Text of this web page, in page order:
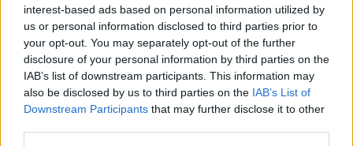
interest-based ads based on personal information utilized by
us or personal information disclosed to third parties prior to
your opt-out. You may separately opt-out of the further
disclosure of your personal information by third parties on the
IAB’s list of downstream participants. This information may
also be disclosed by us to third parties on the IAB’s List of
Downstream Participants that may further disclose it to other
ROYALS
Τα παιδιά της Μέγκαν Μαρκλ και του Πρίγκιπα
Χάρι πρωταγωνιστούν στην πιο τρυφερή
οικογενειακή τους φωτογραφία μέχρι σήμερα